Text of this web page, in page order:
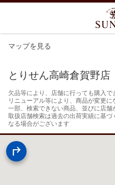
マップを見る
とりせん高崎倉賀野店
欠品等により、店舗に行っても購入
リニューアル等により、商品が変更
一部、検索できない商品、並びに店舗
取扱店舗検索は過去の出荷実績に基
なる場合がございます